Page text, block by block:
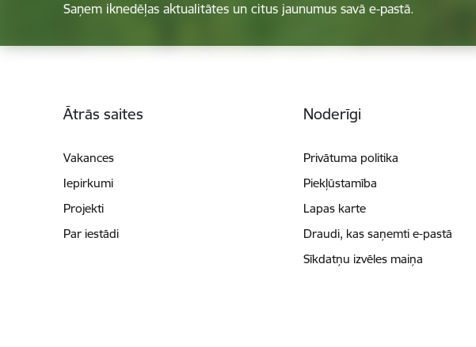
Saņem iknedēļas aktualitātes un citus jaunumus savā e-pastā.
Ātrās saites
Vakances
Iepirkumi
Projekti
Par iestādi
Noderīgi
Privātuma politika
Piekļūstamība
Lapas karte
Draudi, kas saņemti e-pastā
Sīkdatņu izvēles maiņa